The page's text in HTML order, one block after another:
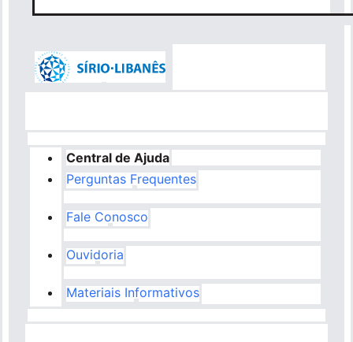
Central de Ajuda
Perguntas Frequentes
Fale Conosco
Ouvidoria
Materiais Informativos